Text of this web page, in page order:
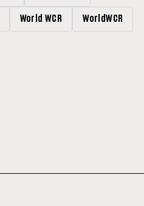
World WCR WorldWCR